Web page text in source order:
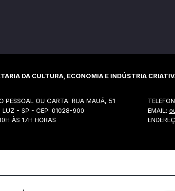
DA CULTURA, ECONOMIA E INDÚSTRIA
PESSOAL OU CARTA: RUA MAUÁ, 51
LUZ - SP - CEP: 01028-900
ÀS 17H HORAS
EMAIL: